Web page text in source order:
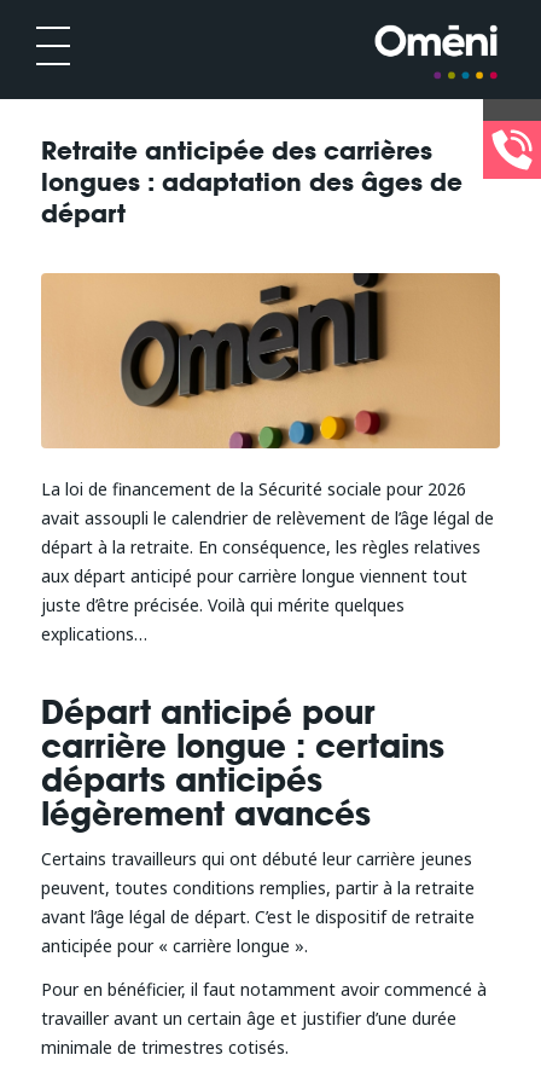
Retraite anticipée des carrières
longues : adaptation des âges de
départ
La loi de financement de la Sécurité sociale pour 2026
avait assoupli le calendrier de relèvement de l’âge légal de
départ à la retraite. En conséquence, les règles relatives
aux départ anticipé pour carrière longue viennent tout
juste d’être précisée. Voilà qui mérite quelques
explications…
Départ anticipé pour
carrière longue : certains
départs anticipés
légèrement avancés
Certains travailleurs qui ont débuté leur carrière jeunes
peuvent, toutes conditions remplies, partir à la retraite
avant l’âge légal de départ. C’est le dispositif de retraite
anticipée pour « carrière longue ».
Pour en bénéficier, il faut notamment avoir commencé à
travailler avant un certain âge et justifier d’une durée
minimale de trimestres cotisés.